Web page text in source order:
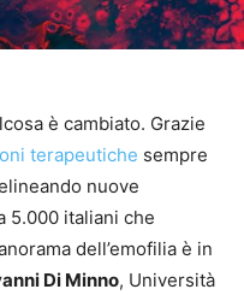
è cambiato. Grazie
terapeutiche sempre
nuove
5.000 italiani che
dell’emofilia è in
Di Minno, Università